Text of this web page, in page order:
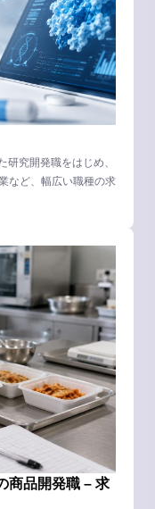
究開発職をはじめ、
など、幅広い職種の求
商品開発職 – 求